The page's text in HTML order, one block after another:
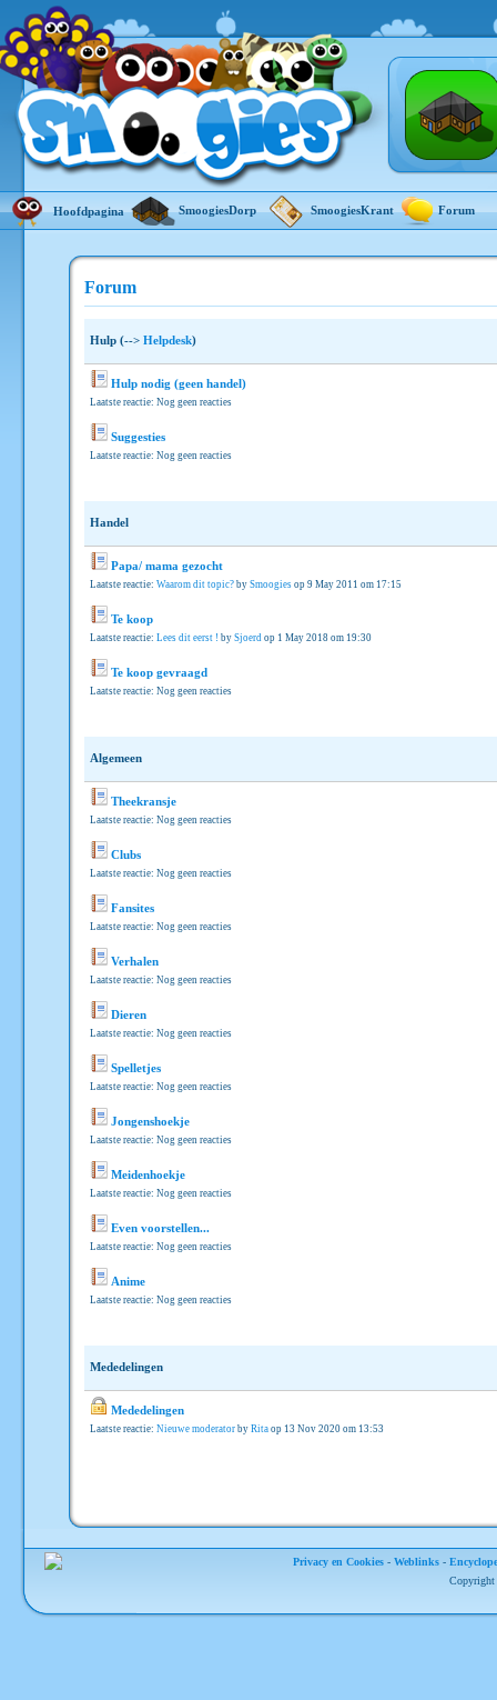
Hoofdpagina SmoogiesDorp SmoogiesKrant Forum
Forum
Hulp (--> Helpdesk)
Hulp nodig (geen handel)
Laatste reactie: Nog geen reacties
Suggesties
Laatste reactie: Nog geen reacties
Handel
Papa/ mama gezocht
Laatste reactie: Waarom dit topic? by Smoogies op 9 May 2011 om 17:15
Te koop
Laatste reactie: Lees dit eerst ! by Sjoerd op 1 May 2018 om 19:30
Te koop gevraagd
Laatste reactie: Nog geen reacties
Algemeen
Theekransje
Laatste reactie: Nog geen reacties
Clubs
Laatste reactie: Nog geen reacties
Fansites
Laatste reactie: Nog geen reacties
Verhalen
Laatste reactie: Nog geen reacties
Dieren
Laatste reactie: Nog geen reacties
Spelletjes
Laatste reactie: Nog geen reacties
Jongenshoekje
Laatste reactie: Nog geen reacties
Meidenhoekje
Laatste reactie: Nog geen reacties
Even voorstellen...
Laatste reactie: Nog geen reacties
Anime
Laatste reactie: Nog geen reacties
Mededelingen
Mededelingen
Laatste reactie: Nieuwe moderator by Rita op 13 Nov 2020 om 13:53
Privacy en Cookies- Weblinks-